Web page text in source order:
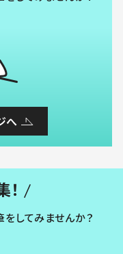
へ
してみませんか？